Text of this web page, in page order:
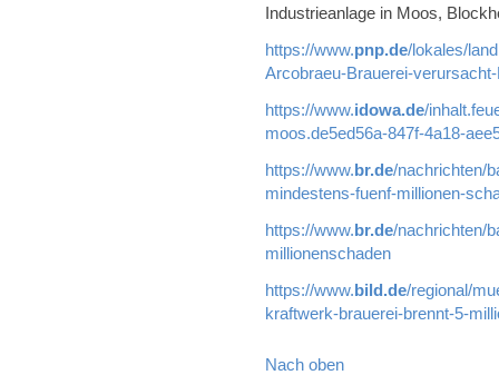
Industrieanlage in Moos,
https://www.pnp.de/lokales/
Arcobraeu-Brauerei-
https://www.idowa.de/
moos.de5ed56a-847f-4a18-
https://www.br.de/nachrichten/
mindestens-fuenf-millionen-
https://www.br.de/nachrichten/
millionenschaden
https://www.bild.de/regional/
kraftwerk-brauerei-brennt-5-
Nach oben